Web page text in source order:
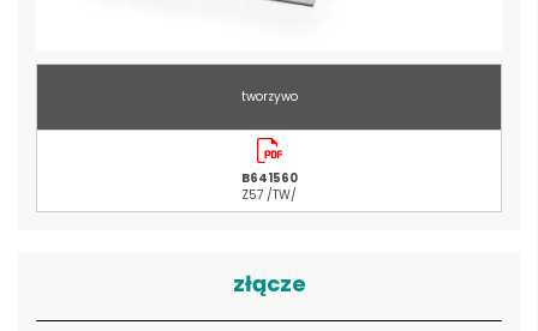
tworzywo
B641560
Z57 /TW/
złącze